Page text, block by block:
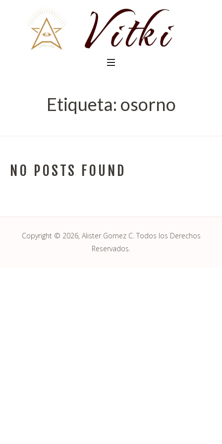
Etiqueta: osorno
NO POSTS FOUND
Copyright © 2026, Alister Gomez C. Todos los Derechos
Reservados.